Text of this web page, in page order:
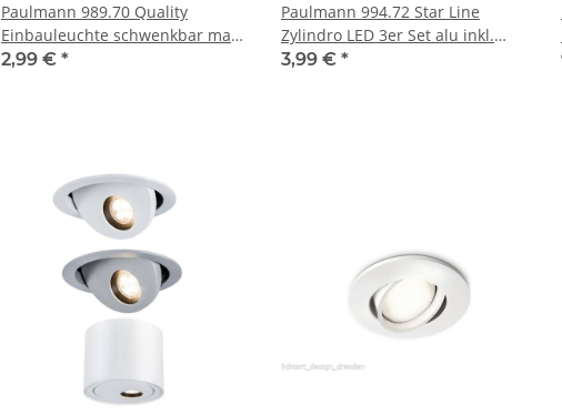
Paulmann 989.70 Quality
Einbauleuchte schwenkbar max
50 W 12 V GU5,3 chrom
2,99 € *
Paulmann 994.72 Star Line
Zylindro LED 3er Set alu inkl.
Leuchtmittel
3,99 € *